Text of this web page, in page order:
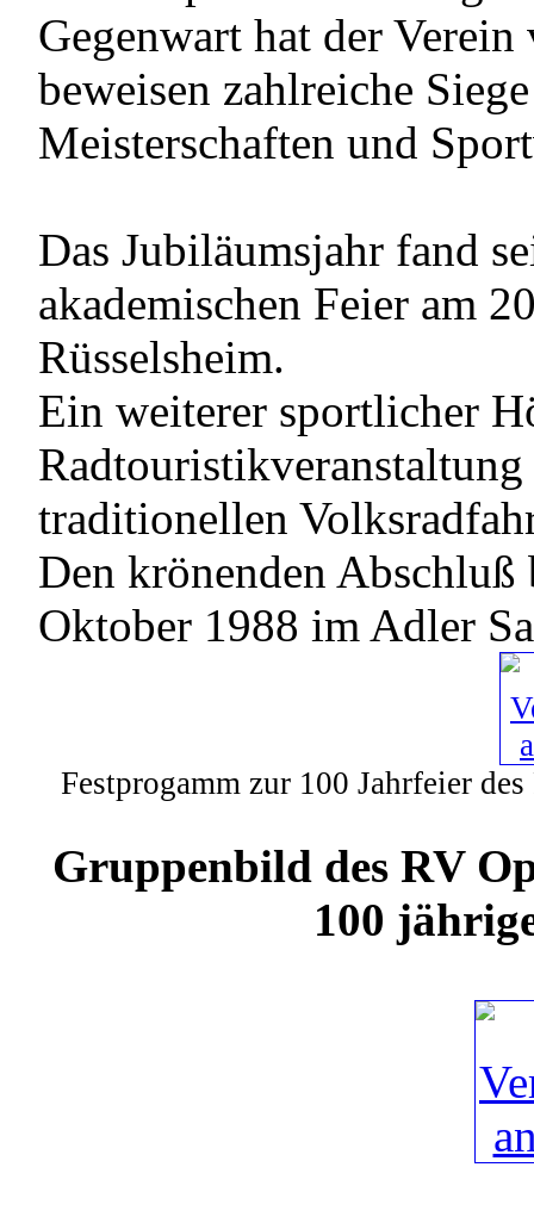
Gegenwart hat der
beweisen zahlreiche
Meisterschaften und
Das Jubiläumsjahr fand
akademischen Feier am
Rüsselsheim.
Ein weiterer sportlicher
traditionellen
Den krönenden
Oktober 1988 im Adler
Festprogamm zur 100 Jahrfeier
Gruppenbild des RV
100